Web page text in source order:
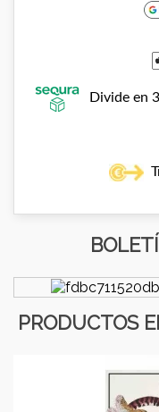
Divide en
PRODUCTOS